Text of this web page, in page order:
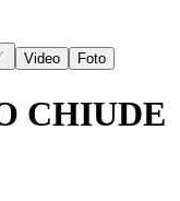
Video Foto
CHIUDE